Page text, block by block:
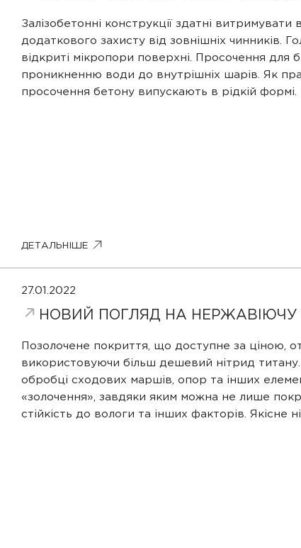
Залізобетонні конструкції здатні
додаткового захисту від зовнішніх чинників.
відкриті мікропори поверхні. Просочення
проникненню води до внутрішніх шарів. Як
просочення бетону випускають в рідкій
ДЕТАЛЬНІШЕ
27.01.2022
НОВИЙ ПОГЛЯД НА НЕРЖАВІЮЧУ
Позолочене покриття, що доступне за ціною,
використовуючи більш дешевий нітрид
обробці сходових маршів, опор та інших
«золочення», завдяки яким можна не лише
стійкість до вологи та інших факторів. Якісне